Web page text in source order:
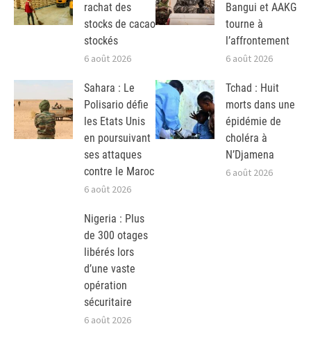
rachat des
stocks de cacao
stockés
6 août 2026
Bangui et AAKG
tourne à
l’affrontement
6 août 2026
Sahara : Le
Polisario défie
les Etats Unis
en poursuivant
ses attaques
contre le Maroc
6 août 2026
Tchad : Huit
morts dans une
épidémie de
choléra à
N’Djamena
6 août 2026
Nigeria : Plus
de 300 otages
libérés lors
d’une vaste
opération
sécuritaire
6 août 2026